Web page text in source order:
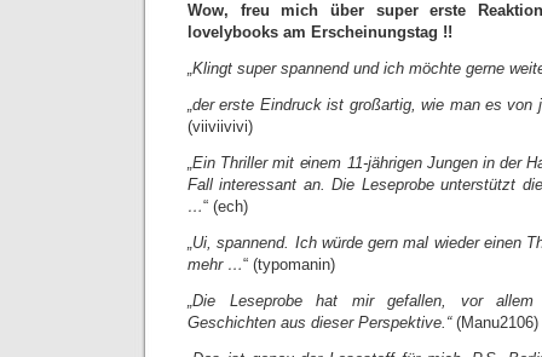
Wow, freu mich über super erste
lovelybooks am Erscheinungstag !!
„Klingt super spannend und ich möchte gerne
„der erste Eindruck ist großartig, wie man es
(viiviivivi)
„Ein Thriller mit einem 11-jährigen Jungen in der
Fall interessant an. Die Leseprobe unterstützt
…“ (ech)
„Ui, spannend. Ich würde gern mal wieder einen
mehr …“ (typomanin)
„Die Leseprobe hat mir gefallen, vor
Geschichten aus dieser Perspektive.“(Manu2106)